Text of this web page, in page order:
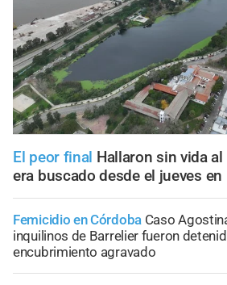
El peor final Hallaron sin vida
era buscado desde el jueves
Femicidio en Córdoba Caso
inquilinos de Barrelier fueron
encubrimiento agravado